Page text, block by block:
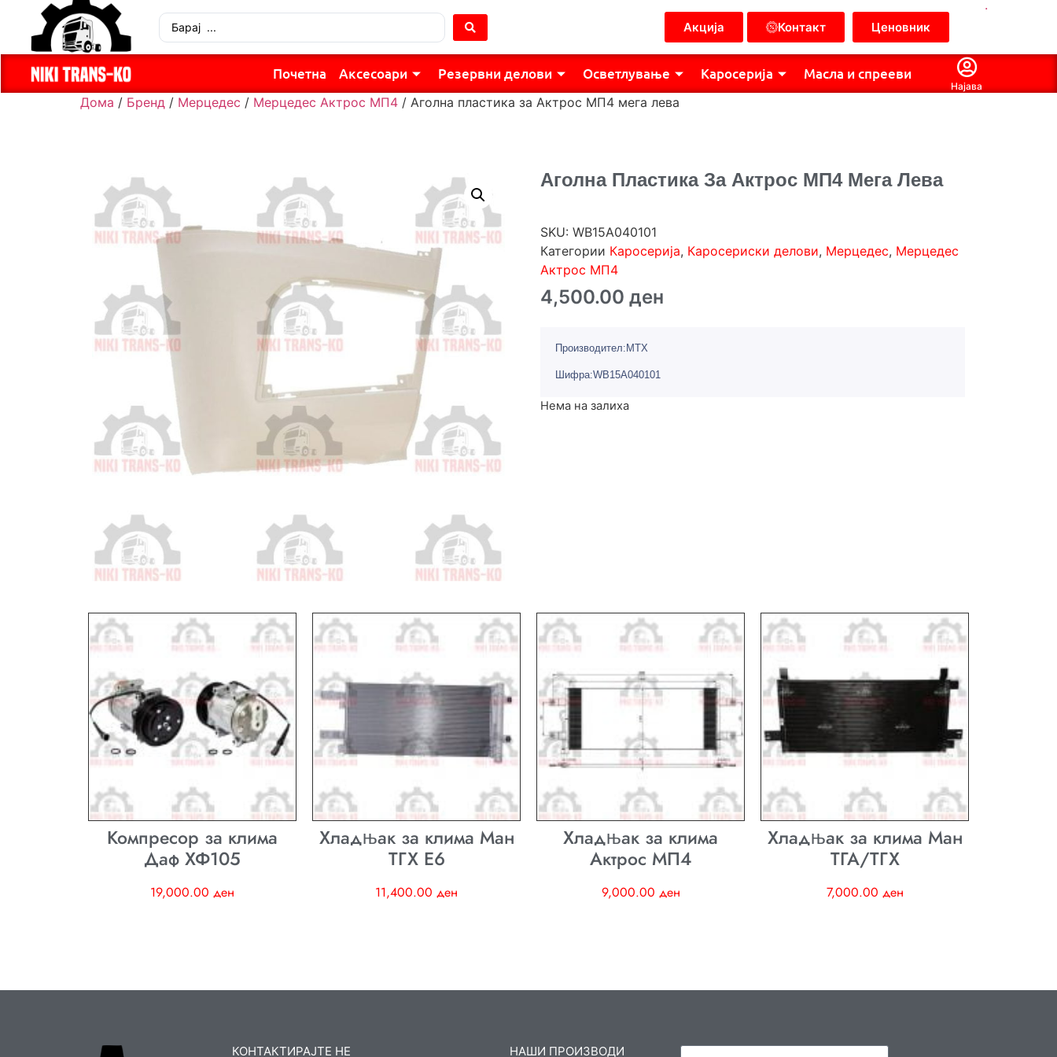
Акција Контакт Ценовник
.
Почетна Аксесоари Резервни делови Осветлување Каросерија Масла и спрееви
Најава
Дома / Бренд / Мерцедес / Мерцедес Актрос МП4 / Аголна пластика за Актрос МП4 мега лева
Аголна Пластика За Актрос МП4 Мега Лева
SKU: WB15A040101
Категории Каросерија, Каросериски делови, Мерцедес, Мерцедес
Актрос МП4
4,500.00 ден
Производител:MTX
Шифра:WB15A040101
Нема на залиха
Компресор за клима
Даф ХФ105
19,000.00 ден
Хладњак за клима Ман
ТГХ E6
11,400.00 ден
Хладњак за клима
Актрос МП4
9,000.00 ден
Хладњак за клима Ман
ТГА/ТГХ
7,000.00 ден
КОНТАКТИРАЈТЕ НЕ НАШИ ПРОИЗВОДИ